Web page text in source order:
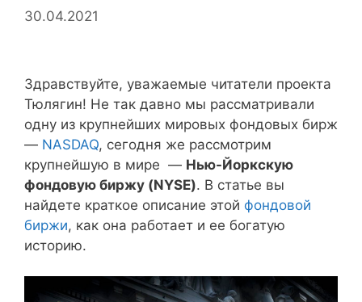
30.04.2021
Здравствуйте, уважаемые читатели проекта
Тюлягин! Не так давно мы рассматривали
одну из крупнейших мировых фондовых бирж
— NASDAQ, сегодня же рассмотрим
крупнейшую в мире — Нью-Йоркскую
фондовую биржу (NYSE). В статье вы
найдете краткое описание этой фондовой
биржи, как она работает и ее богатую
историю.